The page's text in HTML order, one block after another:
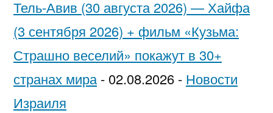
Тель-Авив (30 августа 2026) — Хайфа
(3 сентября 2026) + фильм «Кузьма:
Страшно веселий» покажут в 30+
странах мира - 02.08.2026 - Новости
Израиля